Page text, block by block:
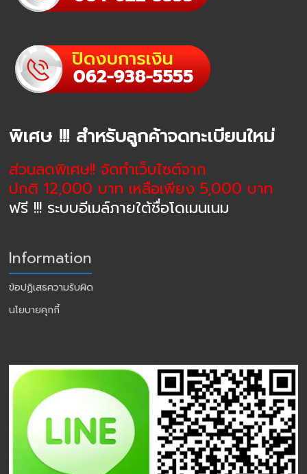
พิเศษ !!! สำหรับลูกค้าจดทะเบียนใหม่
ส่วนลดพิเศษ!! จัดทำเว็บไซต์จาก
ปกติ 12,000 บาท เหลือเพียง 5,000 บาท
ฟรี !!! ระบบอีเมล์ภายใต้ชื่อโดเมนเนม
Information
ข้อปฏิเสธความรับผิด
นโยบายคุกกี้